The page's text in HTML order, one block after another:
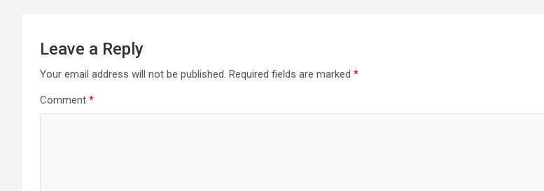
Leave a Reply
Your email address will not be published. Required fields are marked *
Comment *